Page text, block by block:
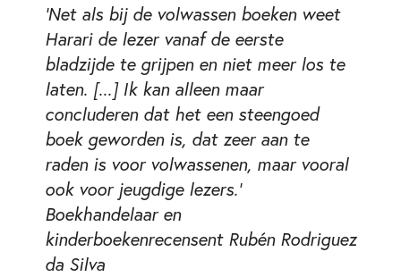
'Net als bij de volwassen boeken weet
Harari de lezer vanaf de eerste
bladzijde te grijpen en niet meer los te
laten. [...] Ik kan alleen maar
concluderen dat het een steengoed
boek geworden is, dat zeer aan te
raden is voor volwassenen, maar vooral
ook voor jeugdige lezers.'
Boekhandelaar en
kinderboekenrecensent Rubén Rodriguez
da Silva